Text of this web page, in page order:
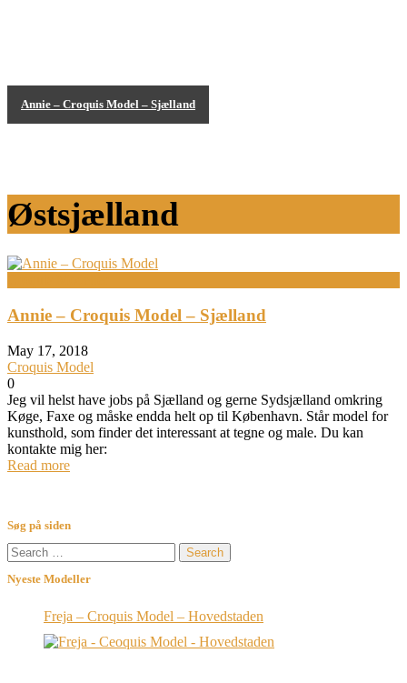
Annie – Croquis Model – Sjælland
Østsjælland
Annie – Croquis Model – Sjælland
May 17, 2018
Croquis Model
0
Jeg vil helst have jobs på Sjælland og gerne Sydsjælland omkring
Køge, Faxe og måske endda helt op til København. Står model for
kunsthold, som finder det interessant at tegne og male. Du kan
kontakte mig her:
Read more
Søg på siden
Search
for:
Nyeste Modeller
Freja – Croquis Model – Hovedstaden